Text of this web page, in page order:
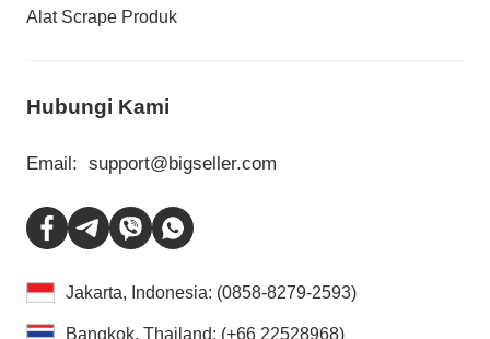
Alat Scrape Produk
Hubungi Kami
Email: support@bigseller.com
Jakarta, Indonesia: (0858-8279-2593)
Bangkok, Thailand: (+66 22528968)